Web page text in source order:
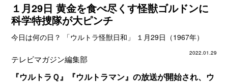
１月29日 黄金を食べ尽くす怪獣ゴルドンに
科学特捜隊が大ピンチ
今日は何の日？ 「ウルトラ怪獣日和」 １月29日（1967年）
2022.01.29
テレビマガジン編集部
『ウルトラＱ』『ウルトラマン』の放送が開始され、ウ